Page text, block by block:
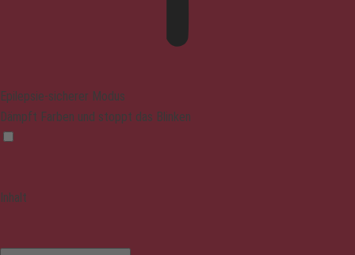
Epilepsie-sicherer Modus
Dämpft Farben und stoppt das Blinken
Inhalt